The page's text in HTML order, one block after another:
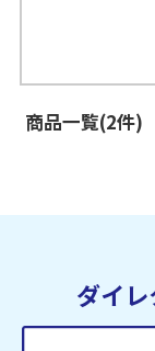
商品一覧(2件)
ダイ